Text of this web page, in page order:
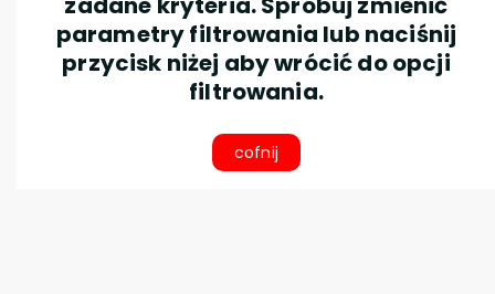
parametry filtrowania lub naciśnij
przycisk niżej aby wrócić do opcji
filtrowania.
cofnij